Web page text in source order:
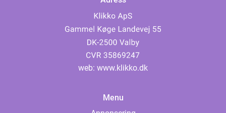
web: www.klikko.dk
Menu